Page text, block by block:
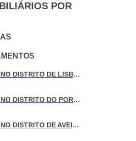
POR
VENDA DE MORADIAS NO DISTRITO DE LISBOA
VENDA DE MORADIAS NO DISTRITO DO PORTO
VENDA DE MORADIAS NO DISTRITO DE AVEIRO